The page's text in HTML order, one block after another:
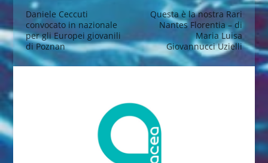
Daniele Ceccuti
convocato in nazionale
per gli Europei giovanili
di Poznan
Questa è la nostra Rari
Nantes Florentia – di
Maria Luisa
Giovannucci Uzielli